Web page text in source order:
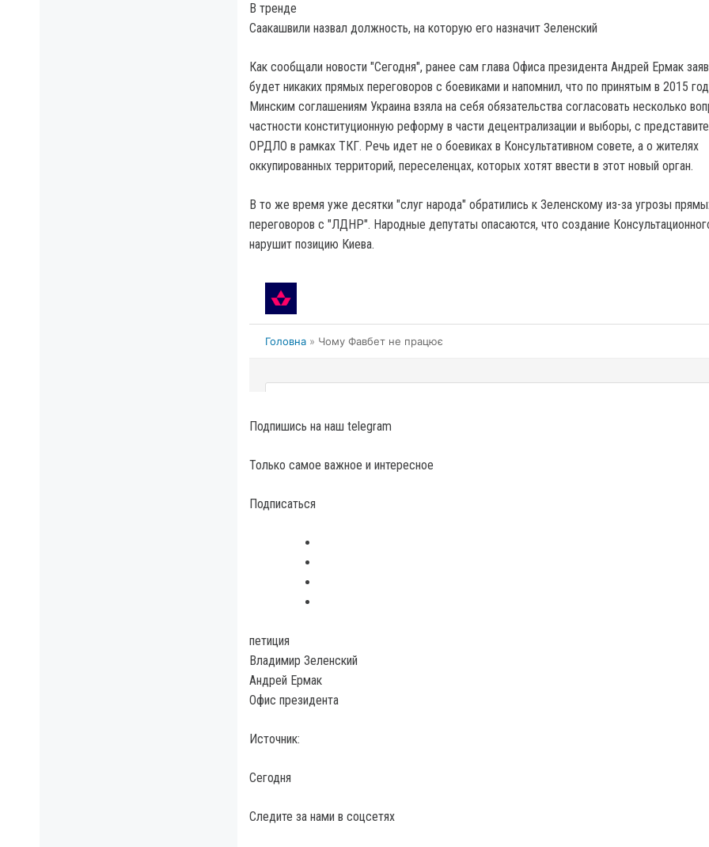
В тренде
Саакашвили назвал должность, на которую его назначит Зеленский
Как сообщали новости "Сегодня", ранее сам глава Офиса президента Андрей Ермак
будет никаких прямых переговоров с боевиками и напомнил, что по принятым в 2015
Минским соглашениям Украина взяла на себя обязательства согласовать несколько
частности конституционную реформу в части децентрализации и выборы, с
ОРДЛО в рамках ТКГ. Речь идет не о боевиках в Консультативном совете, а о жителях
оккупированных территорий, переселенцах, которых хотят ввести в этот новый орган.
В то же время уже десятки "слуг народа" обратились к Зеленскому из-за угрозы
переговоров с "ЛДНР". Народные депутаты опасаются, что создание
нарушит позицию Киева.
Подпишись на наш telegram
Только самое важное и интересное
Подписаться
петиция
Владимир Зеленский
Андрей Ермак
Офис президента
Источник:
Сегодня
Следите за нами в соцсетях